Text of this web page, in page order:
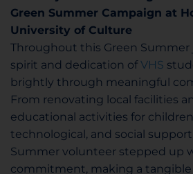
Green Summer Campaign at
University of Culture
Throughout this Green Summer
spirit and dedication ofVHS
brightly through meaningful
From renovating local facilities
educational activities for
technological, and social
Summer volunteer stepped up
commitment, making a